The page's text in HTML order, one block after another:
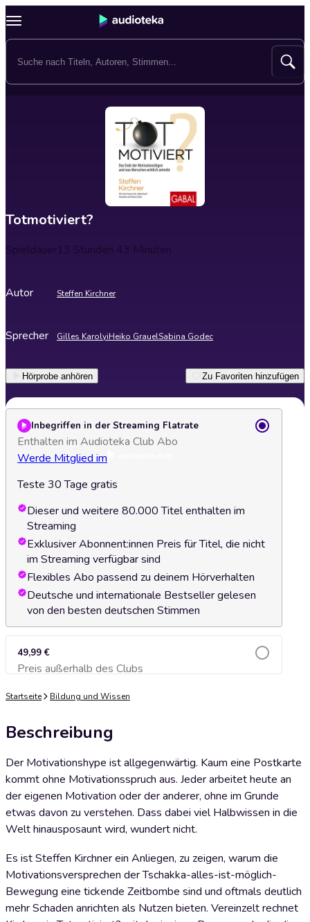
Totmotiviert?
Spieldauer13 Stunden 43 Minuten
Autor Steffen Kirchner
Sprecher Gilles KarolyiHeiko GrauelSabina Godec
Hörprobe anhören Zu Favoriten hinzufügen
Inbegriffen in der Streaming Flatrate
Enthalten im Audioteka Club Abo
Werde Mitglied im
Teste 30 Tage gratis
Dieser und weitere 80.000 Titel enthalten im
Streaming
Exklusiver Abonnent:innen Preis für Titel, die nicht
im Streaming verfügbar sind
Flexibles Abo passend zu deinem Hörverhalten
Deutsche und internationale Bestseller gelesen
von den besten deutschen Stimmen
49,99 €
Preis außerhalb des ClubsZum Warenkorb hinzufügen
Startseite Bildung und Wissen
Beschreibung
Der Motivationshype ist allgegenwärtig. Kaum eine Postkarte
kommt ohne Motivationsspruch aus. Jeder arbeitet heute an
der eigenen Motivation oder der anderer, ohne im Grunde
etwas davon zu verstehen. Dass dabei viel Halbwissen in die
Welt hinausposaunt wird, wundert nicht.
Es ist Steffen Kirchner ein Anliegen, zu zeigen, warum die
Motivationsversprechen der Tschakka-alles-ist-möglich-
Bewegung eine tickende Zeitbombe sind und oftmals deutlich
mehr Schaden anrichten als Nutzen bieten. Vereinzelt rechnet